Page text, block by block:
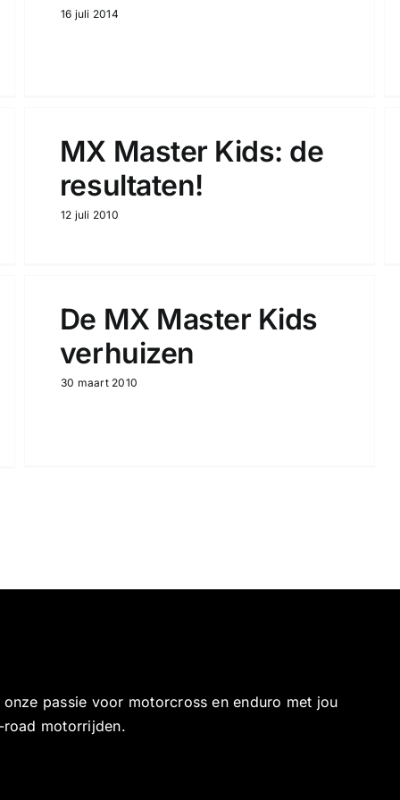
16 juli 2014
MX Master Kids: de
resultaten!
12 juli 2010
De MX Master Kids
verhuizen
30 maart 2010
passie voor motorcross en enduro met jou
motorrijden.